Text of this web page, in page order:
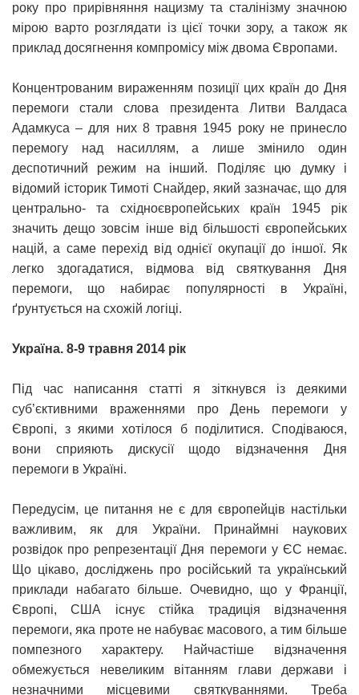
року про прирівняння нацизму та сталінізму значною
мірою варто розглядати із цієї точки зору, а також як
приклад досягнення компромісу між двома Європами.
Концентрованим вираженням позиції цих країн до Дня
перемоги стали слова президента Литви Валдаса
Адамкуса – для них 8 травня 1945 року не принесло
перемогу над насиллям, а лише змінило один
деспотичний режим на інший. Поділяє цю думку і
відомий історик Тимоті Снайдер, який зазначає, що для
центрально- та східноєвропейських країн 1945 рік
значить дещо зовсім інше від більшості європейських
націй, а саме перехід від однієї окупації до іншої. Як
легко здогадатися, відмова від святкування Дня
перемоги, що набирає популярності в Україні,
ґрунтується на схожій логіці.
Україна. 8-9 травня 2014 рік
Під час написання статті я зіткнувся із деякими
суб’єктивними враженнями про День перемоги у
Європі, з якими хотілося б поділитися. Сподіваюся,
вони сприяють дискусії щодо відзначення Дня
перемоги в Україні.
Передусім, це питання не є для європейців настільки
важливим, як для України. Принаймні наукових
розвідок про репрезентації Дня перемоги у ЄС немає.
Що цікаво, досліджень про російський та український
приклади набагато більше. Очевидно, що у Франції,
Європі, США існує стійка традиція відзначення
перемоги, яка проте не набуває масового, а тим більше
помпезного характеру. Найчастіше відзначення
обмежується невеликим вітанням глави держави і
незначними місцевими святкуваннями. Треба